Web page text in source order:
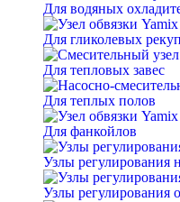
Для водяных
Для гликолевых
Для тепловых завес
Для теплых полов
Для фанкойлов
Узлы регулирования
Узлы регулирования